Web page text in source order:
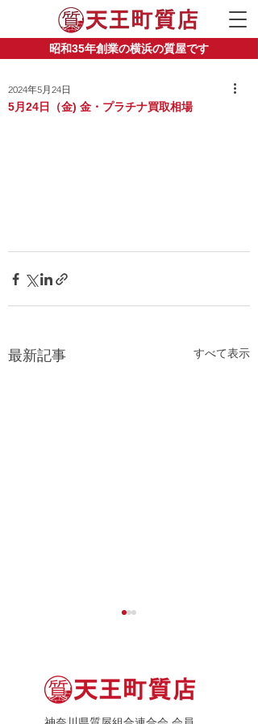
昭和35年創業の横浜の質屋です
5月24日（金) 金・プラチナ買取相場
2024年5月24日
最新記事 すべて表示